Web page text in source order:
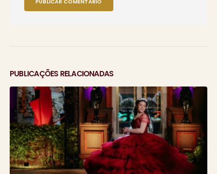
PUBLICAÇÕES RELACIONADAS